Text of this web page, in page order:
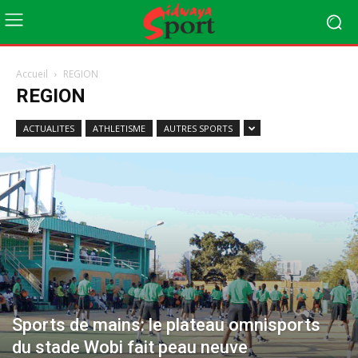
Accueil REGION
REGION
ACTUALITES ATHLETISME AUTRES SPORTS
Sports de mains: le plateau omnisports
du stade Wobi fait peau neuve